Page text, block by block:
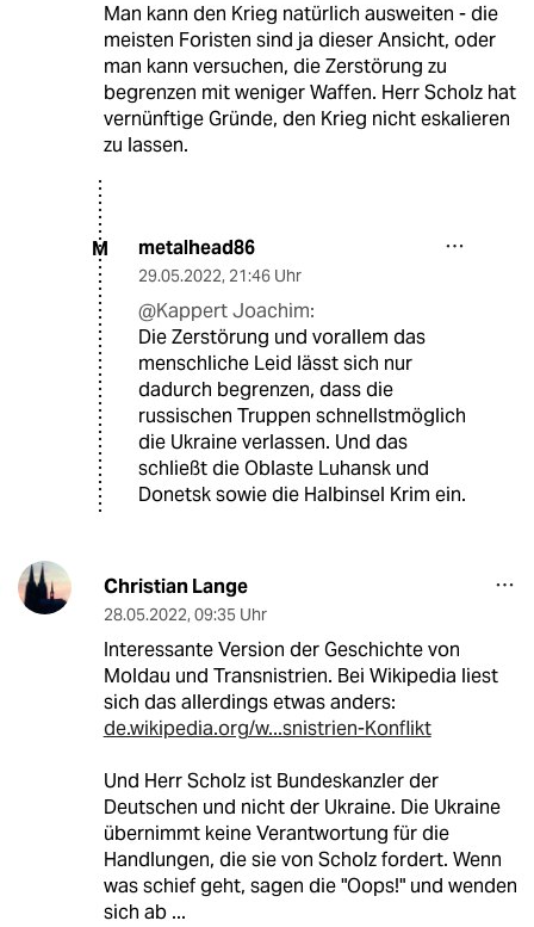
Man kann den Krieg natürlich ausweiten - die
meisten Foristen sind ja dieser Ansicht, oder
man kann versuchen, die Zerstörung zu
begrenzen mit weniger Waffen. Herr Scholz hat
vernünftige Gründe, den Krieg nicht eskalieren
zu lassen.
M metalhead86
29.05.2022, 21:46 Uhr
@Kappert Joachim:
Die Zerstörung und vorallem das
menschliche Leid lässt sich nur
dadurch begrenzen, dass die
russischen Truppen schnellstmöglich
die Ukraine verlassen. Und das
schließt die Oblaste Luhansk und
Donetsk sowie die Halbinsel Krim ein.
Christian Lange
28.05.2022, 09:35 Uhr
Interessante Version der Geschichte von
Moldau und Transnistrien. Bei Wikipedia liest
sich das allerdings etwas anders:
de.wikipedia.org/w...snistrien-Konflikt
Und Herr Scholz ist Bundeskanzler der
Deutschen und nicht der Ukraine. Die Ukraine
übernimmt keine Verantwortung für die
Handlungen, die sie von Scholz fordert. Wenn
was schief geht, sagen die "Oops!" und wenden
sich ab ...